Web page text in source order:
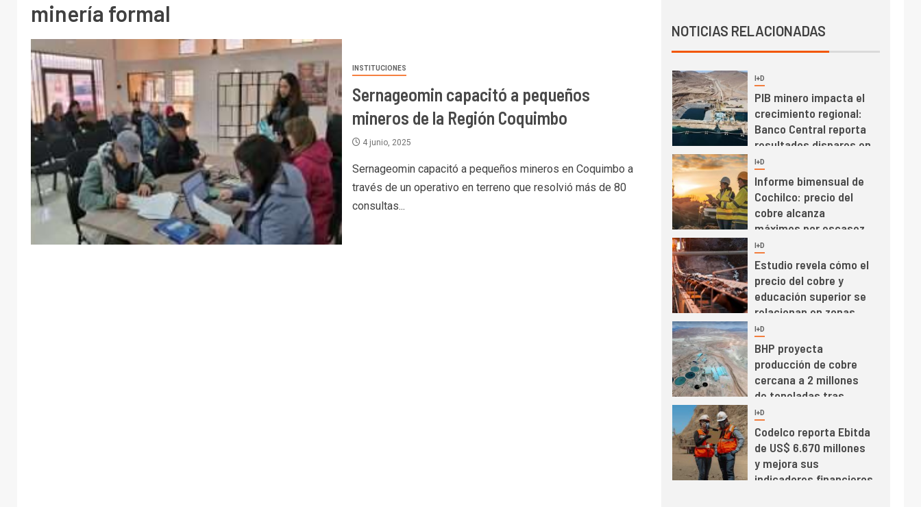
minería formal
INSTITUCIONES
Sernageomin capacitó a pequeños
mineros de la Región Coquimbo
4 junio, 2025
Sernageomin capacitó a pequeños mineros en Coquimbo a
través de un operativo en terreno que resolvió más de 80
consultas...
NOTICIAS RELACIONADAS
mayo de 2026 cae
10,6%
3 I+D
PIB minero impacta el
crecimiento regional:
Banco Central reporta
resultados dispares en
el primer trimestre
4 I+D
Informe bimensual de
Cochilco: precio del
cobre alcanza
máximos por escasez
de concentrados
5 I+D
Estudio revela cómo el
precio del cobre y
educación superior se
relacionan en zonas
mineras
6 I+D
BHP proyecta
producción de cobre
cercana a 2 millones
de toneladas tras
récord en Escondida
I+D
Codelco reporta Ebitda
de US$ 6.670 millones
y mejora sus
indicadores financieros